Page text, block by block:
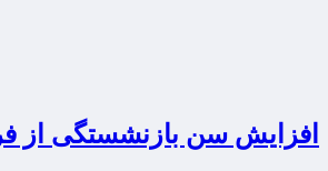
افزایش سن بازنشستگی از